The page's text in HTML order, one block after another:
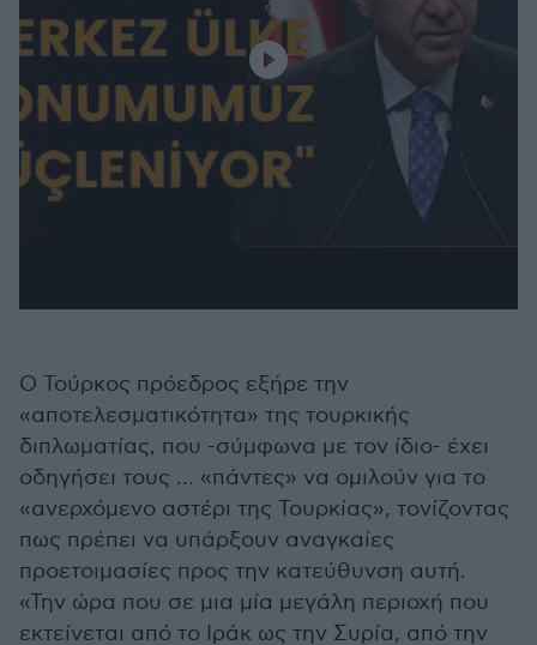
Ο Τούρκος πρόεδρος εξήρε την
«αποτελεσματικότητα» της τουρκικής
διπλωματίας, που -σύμφωνα με τον ίδιο- έχει
οδηγήσει τους … «πάντες» να ομιλούν για το
«ανερχόμενο αστέρι της Τουρκίας», τονίζοντας
πως πρέπει να υπάρξουν αναγκαίες
προετοιμασίες προς την κατεύθυνση αυτή.
«Την ώρα που σε μια μία μεγάλη περιοχή που
εκτείνεται από το Ιράκ ως την Συρία, από την